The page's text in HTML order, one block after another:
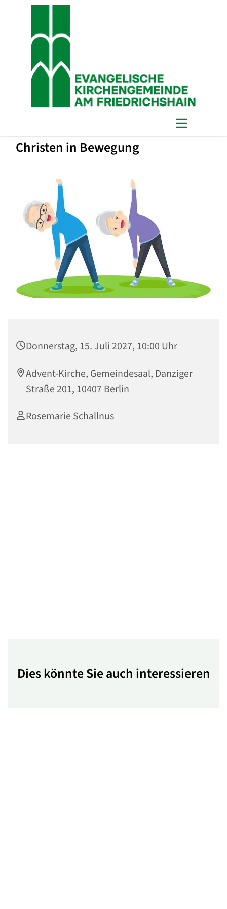
Christen in Bewegung
Donnerstag, 15. Juli 2027, 10:00 Uhr
Advent-Kirche, Gemeindesaal, Danziger
Straße 201, 10407 Berlin
Rosemarie Schallnus
Dies könnte Sie auch interessieren